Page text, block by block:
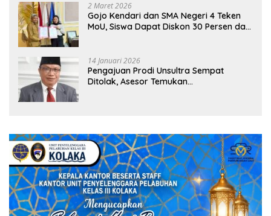
2 Maret 2026
Gojo Kendari dan SMA Negeri 4 Teken
MoU, Siswa Dapat Diskon 30 Persen dan
14 Januari 2026
Pengajuan Prodi Unsultra Sempat
Ditolak, Asesor Temukan